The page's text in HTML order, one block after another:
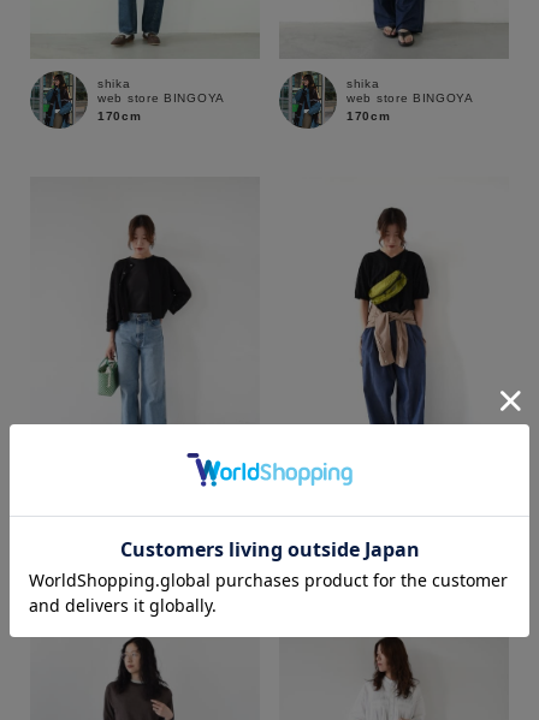
shika
web store BINGOYA
170cm
shika
web store BINGOYA
170cm
170cm
web store BINGOYA